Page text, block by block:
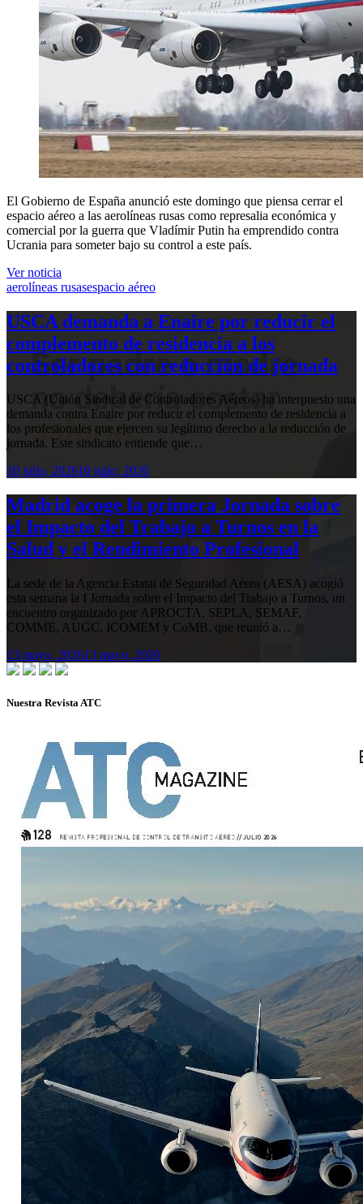
El Gobierno de España anunció este domingo que piensa cerrar el
espacio aéreo a las aerolíneas rusas como represalia económica y
comercial por la guerra que Vladímir Putin ha emprendido contra
Ucrania para someter bajo su control a este país.
Ver noticia
aerolíneas rusasespacio aéreo
USCA demanda a Enaire por reducir el
complemento de residencia a los
controladores con reducción de jornada
USCA (Unión Sindical de Controladores Aéreos) ha interpuesto una
demanda contra Enaire por reducir el complemento de residencia a
los profesionales que ejercen su legítimo derecho a la reducción de
jornada. Este sindicato entiende que…
10 julio, 202610 julio, 2026
Madrid acoge la primera Jornada sobre
el Impacto del Trabajo a Turnos en la
Salud y el Rendimiento Profesional
La sede de la Agencia Estatal de Seguridad Aérea (AESA) acogió
esta semana la I Jornada sobre el Impacto del Trabajo a Turnos, un
encuentro organizado por APROCTA, SEPLA, SEMAF,
COMME, AUGC, ICOMEM y CoMB, que reunió a…
13 mayo, 202613 mayo, 2026
Nuestra Revista ATC